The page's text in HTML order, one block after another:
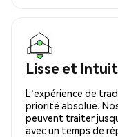
Lisse et
L'expérience de
priorité absolue.
peuvent traiter
avec un temps de